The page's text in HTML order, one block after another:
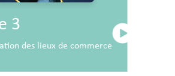
3
des lieux de commerce